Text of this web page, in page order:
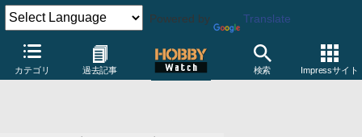
Powered by Translate
カテゴリ 過去記事 検索 Impressサイト